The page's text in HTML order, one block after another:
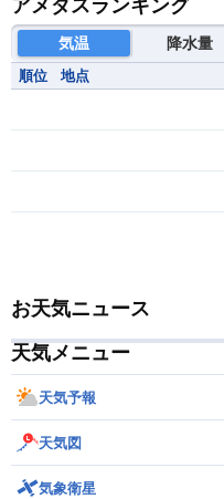
アメダスランキング
気温 降水量
順位 地点
お天気ニュース
天気メニュー
天気予報
天気図
気象衛星